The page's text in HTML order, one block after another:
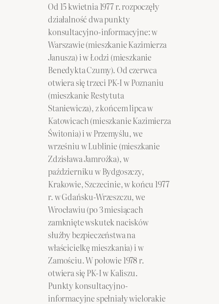
Od 15 kwietnia 1977 r. rozpoczęły
działalność dwa punkty
konsultacyjno-informacyjne: w
Warszawie (mieszkanie Kazimierza
Janusza) i w Łodzi (mieszkanie
Benedykta Czumy). Od czerwca
otwiera się trzeci PK-I w Poznaniu
(mieszkanie Restytuta
Staniewicza), z końcem lipca w
Katowicach (mieszkanie Kazimierza
Świtonia) i w Przemyślu, we
wrześniu w Lublinie (mieszkanie
Zdzisława Jamrożka), w
październiku w Bydgoszczy,
Krakowie, Szczecinie, w końcu 1977
r. w Gdańsku-Wrzeszczu, we
Wrocławiu (po 3 miesiącach
zamknięte wskutek nacisków
służby bezpieczeństwa na
właścicielkę mieszkania) i w
Zamościu. W połowie 1978 r.
otwiera się PK-I w Kaliszu.
Punkty konsultacyjno-
informacyjne spełniały wielorakie